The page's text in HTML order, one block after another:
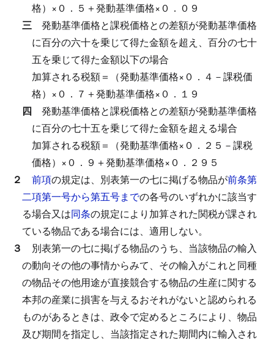
格）×０．５＋発動基準価格×０．０９
三
発動基準価格と課税価格との差額が発動基準価格
に百分の六十を乗じて得た金額を超え、百分の七十
五を乗じて得た金額以下の場合
加算される税額＝（発動基準価格×０．４－課税価
格）×０．７＋発動基準価格×０．１９
四
発動基準価格と課税価格との差額が発動基準価格
に百分の七十五を乗じて得た金額を超える場合
加算される税額＝（発動基準価格×０．２５－課税
価格）×０．９＋発動基準価格×０．２９５
２
前項の規定は、別表第一の七に掲げる物品が前条第
二項第一号から第五号までの各号のいずれかに該当す
る場合又は同条の規定により加算された関税が課され
ている物品である場合には、適用しない。
３
別表第一の七に掲げる物品のうち、当該物品の輸入
の動向その他の事情からみて、その輸入がこれと同種
の物品その他用途が直接競合する物品の生産に関する
本邦の産業に損害を与えるおそれがないと認められる
ものがあるときは、政令で定めるところにより、物品
及び期間を指定し、当該指定された期間内に輸入され